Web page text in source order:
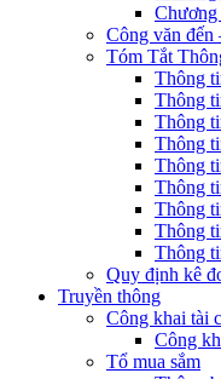
Chương
Công văn đến
Tóm Tắt
Thông
Thông
Thông
Thông
Thông
Thông
Thông
Thông
Thông
Quy định kê
Truyền thông
Công khai tài
Công
Tổ mua sắm